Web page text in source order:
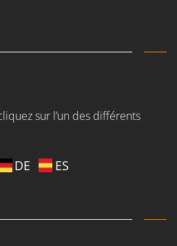
sur l’un des différents
DE ES